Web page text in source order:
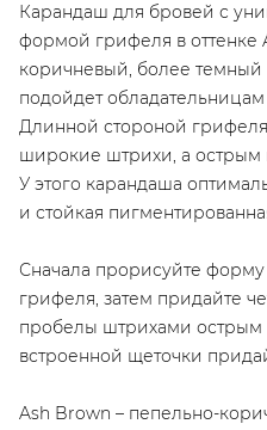
Карандаш для бровей с
формой грифеля в оттенке
коричневый, более
подойдет
Длинной стороной
широкие штрихи, а острым
У этого карандаша
и стойкая
Сначала прорисуйте
грифеля, затем придайте
пробелы штрихами
встроенной щеточки
Ash Brown – пепельно-